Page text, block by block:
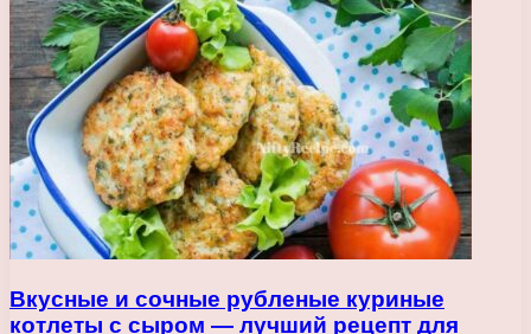
Вкусные и сочные рубленые куриные
котлеты с сыром — лучший рецепт для